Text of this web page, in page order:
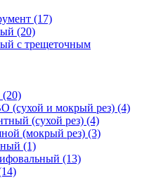
(17)
(20)
с трещеточным
(сухой и мокрый рез) (4)
(сухой рез) (4)
(мокрый рез) (3)
(1)
(13)